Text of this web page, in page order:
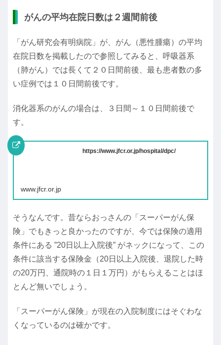
がんの平均在院日数は２週間前後
「がん研究会有明病院」が、がん（悪性腫瘍）の平均
在院日数を掲載したので参照してみると、呼吸器系
（肺がん）では長くて２０日間前後、最も患者数の多
い症例では１０日間前後です。
消化器系のがんの場合は、３日間～１０日間前後で
す。
https://www.jfcr.or.jp/hospital/dpc/
www.jfcr.or.jp
そうなんです。昔ならおっさんの「スーパーがん保
険」でもきっと良かったのですが、今では保険の適用
条件にある ”20日以上入院後” がネックになって、この
条件に該当する保険金（20日以上入院後、退院した時
の20万円、通院時の１日１万円）がもらえることはほ
とんど無いでしょう。
「スーパーがん保険」が現在の入院制度にはそぐわな
くなっているのは確かです。